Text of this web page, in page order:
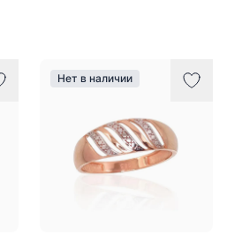
Нет в наличии